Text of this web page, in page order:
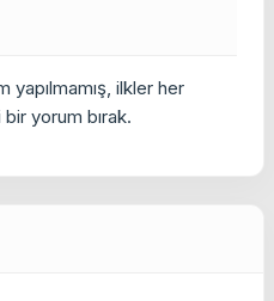
yapılmamış, ilkler her
yorum bırak.